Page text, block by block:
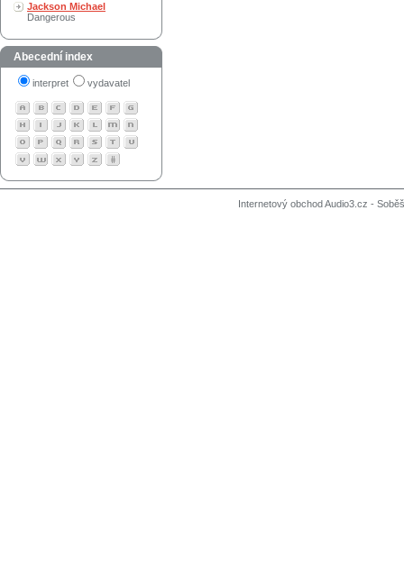
Jackson Michael
Dangerous
Abecední index
interpret vydavatel
Internetový obchod Audio3.cz -